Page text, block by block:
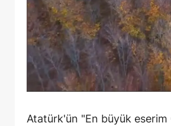
Atatürk'ün "En büyük eserim